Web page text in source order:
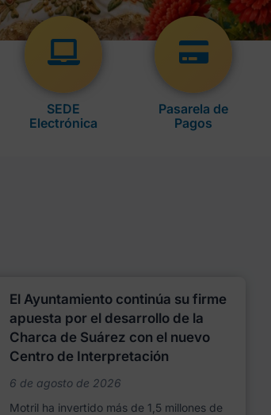
SEDE
Electrónica
Pasarela de
Pagos
El Ayuntamiento continúa su firme
apuesta por el desarrollo de la
Charca de Suárez con el nuevo
Centro de Interpretación
6 de agosto de 2026
Motril ha invertido más de 1,5 millones de